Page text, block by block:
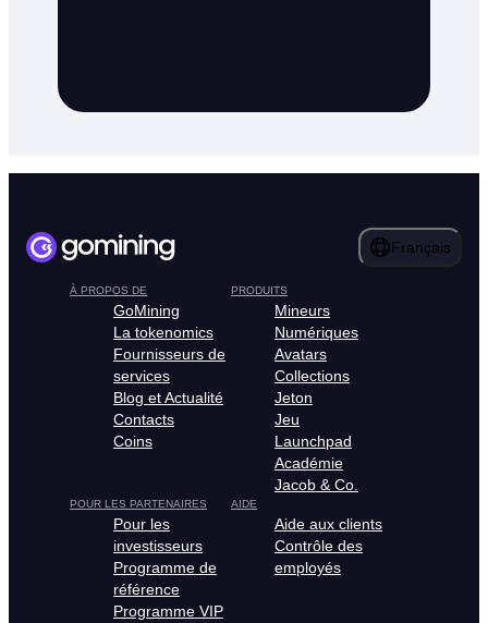
Français
À PROPOS DE
GoMining
La tokenomics
Fournisseurs de
services
Blog et Actualité
Contacts
Coins
PRODUITS
Mineurs
Numériques
Avatars
Collections
Jeton
Jeu
Launchpad
Académie
Jacob & Co.
POUR LES PARTENAIRES
Pour les
investisseurs
Programme de
référence
Programme VIP
AIDE
Aide aux clients
Contrôle des
employés